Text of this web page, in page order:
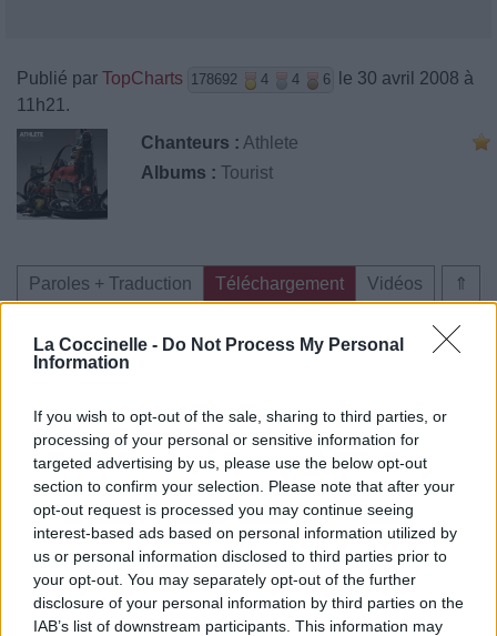
La Coccinelle - Do Not Process My Personal
Information
If you wish to opt-out of the sale, sharing to third parties, or
processing of your personal or sensitive information for
targeted advertising by us, please use the below opt-out
section to confirm your selection. Please note that after your
opt-out request is processed you may continue seeing
interest-based ads based on personal information utilized by
us or personal information disclosed to third parties prior to
your opt-out. You may separately opt-out of the further
disclosure of your personal information by third parties on the
IAB’s list of downstream participants. This information may
Publié par TopCharts 178692 4 4 6
le 30 avril 2008 à
11h21.
Chanteurs : Athlete
Albums : Tourist
⇑
Paroles + Traduction Téléchargement
Vidéos
Pour prolonger le plaisir musical :
Vous aimez chanter, apprenez la guitare chez
Télécharger légalement les MP3 sur
Télécharger légalement les MP3 ou trouver le CD sur
Trouver des vinyles et des CD sur
Trouver un instrument de musique ou une partition au
meilleur prix sur